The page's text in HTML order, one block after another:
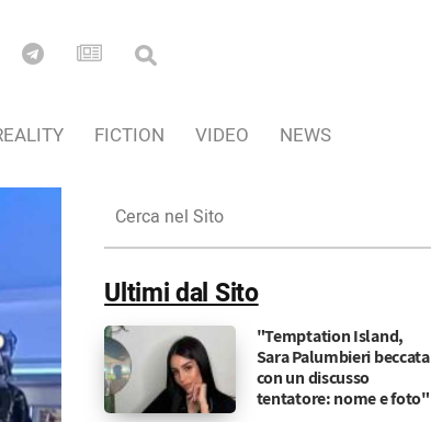
FICTION VIDEO NEWS
nel
Sito
Ultimi dal Sito
"Temptation Island,
Sara Palumbieri beccata
con un discusso
tentatore: nome e foto"